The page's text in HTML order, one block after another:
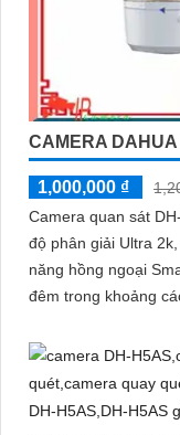
CAMERA
1,000,000 ₫
Camera quan sát
độ phân giải Ultra 2k,
năng hồng ngoại
đêm trong khoảng